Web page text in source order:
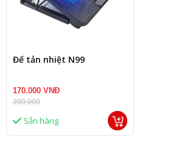
Đế tản nhiệt N99
170.000 VNĐ
200,000
Sẵn hàng